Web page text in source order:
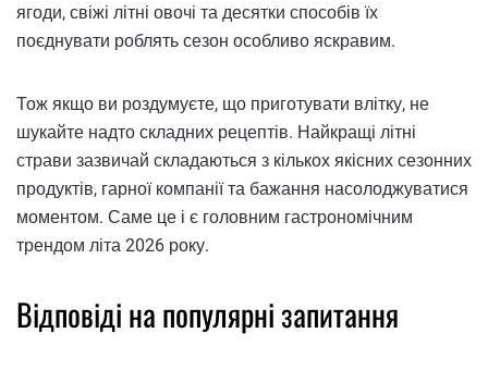
ягоди, свіжі літні овочі та десятки способів їх
поєднувати роблять сезон особливо яскравим.
Тож якщо ви роздумуєте, що приготувати влітку, не
шукайте надто складних рецептів. Найкращі літні
страви зазвичай складаються з кількох якісних сезонних
продуктів, гарної компанії та бажання насолоджуватися
моментом. Саме це і є головним гастрономічним
трендом літа 2026 року.
Відповіді на популярні запитання